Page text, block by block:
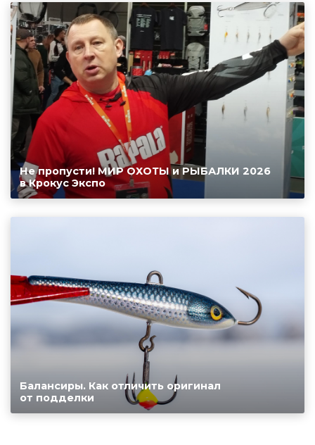
Не пропусти! МИР ОХОТЫ и РЫБАЛКИ 2026
в Крокус Экспо
Балансиры. Как отличить оригинал
от подделки